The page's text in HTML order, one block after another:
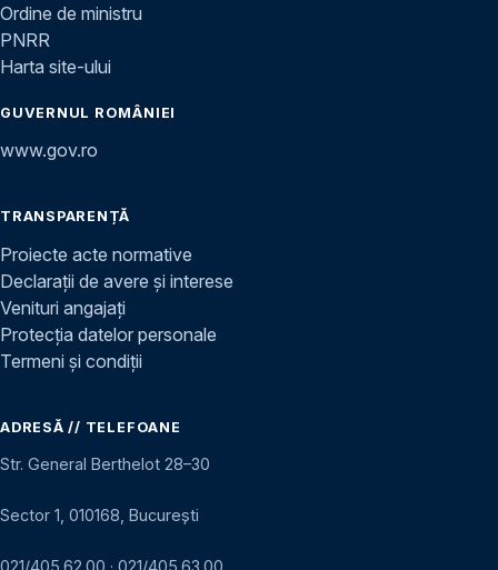
Ordine de ministru
PNRR
Harta site-ului
GUVERNUL ROMÂNIEI
www.gov.ro
TRANSPARENȚĂ
Proiecte acte normative
Declarații de avere și interese
Venituri angajați
Protecția datelor personale
Termeni și condiții
ADRESĂ // TELEFOANE
Str. General Berthelot 28–30
Sector 1, 010168, București